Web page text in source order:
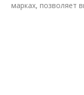
марках, позволяет